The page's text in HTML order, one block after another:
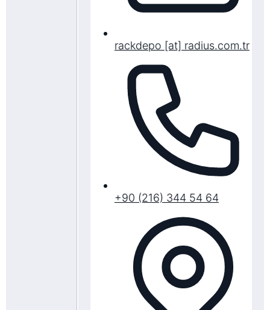
rackdepo [at] radius.com.tr
+90 (216) 344 54 64